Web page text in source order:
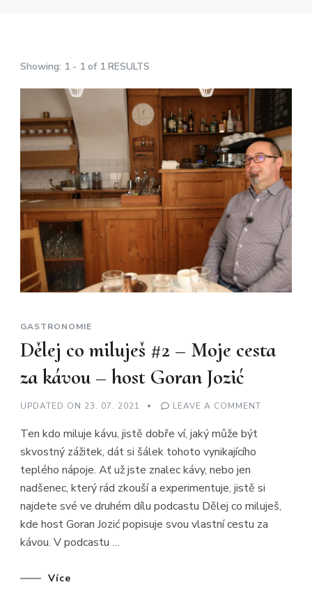
Showing: 1 - 1 of 1 RESULTS
GASTRONOMIE
Dělej co miluješ #2 – Moje cesta
za kávou – host Goran Jozić
UPDATED ON 23. 07. 2021 LEAVE A COMMENT
ZA
KÁVOU
–
HOST
GORAN
Ten kdo miluje kávu, jistě dobře ví, jaký může být
skvostný zážitek, dát si šálek tohoto vynikajícího
teplého nápoje. Ať už jste znalec kávy, nebo jen
nadšenec, který rád zkouší a experimentuje, jistě si
najdete své ve druhém dílu podcastu Dělej co miluješ,
kde host Goran Jozić popisuje svou vlastní cestu za
kávou. V podcastu …
Více